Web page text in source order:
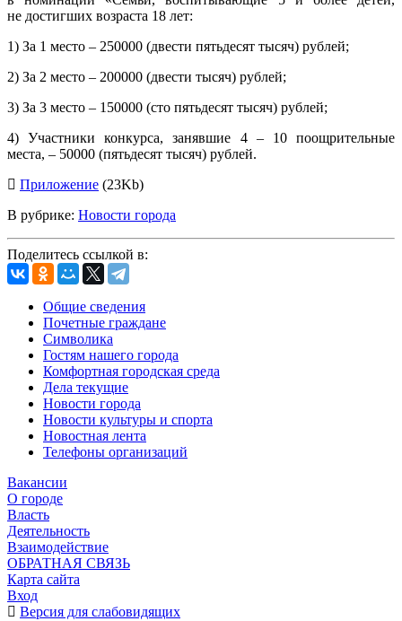
не достигших возраста 18 лет:
1) За 1 место – 250000 (двести пятьдесят тысяч) рублей;
2) За 2 место – 200000 (двести тысяч) рублей;
3) За 3 место – 150000 (сто пятьдесят тысяч) рублей;
4) Участники конкурса, занявшие 4 – 10 поощрительные
места, – 50000 (пятьдесят тысяч) рублей.
Приложение (23Kb)
В рубрике: Новости города
Поделитесь ссылкой в:
Общие сведения
Почетные граждане
Символика
Гостям нашего города
Комфортная городская среда
Дела текущие
Новости города
Новости культуры и спорта
Новостная лента
Телефоны организаций
Вакансии
О городе
Власть
Деятельность
Взаимодействие
ОБРАТНАЯ СВЯЗЬ
Карта сайта
Вход
Версия для слабовидящих